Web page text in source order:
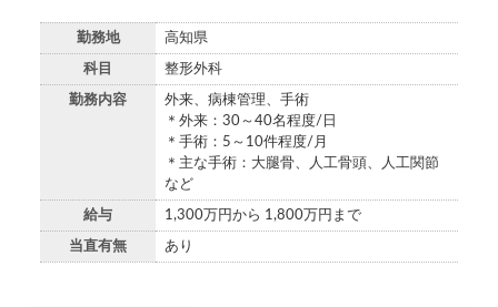
勤務地 高知県
科目 整形外科
勤務内容
外来、病棟管理、手術
＊外来：30～40名程度/日
＊手術：5～10件程度/月
＊主な手術：大腿骨、人工骨頭、人工関節
など
給与 1,300万円から 1,800万円まで
当直有無 あり